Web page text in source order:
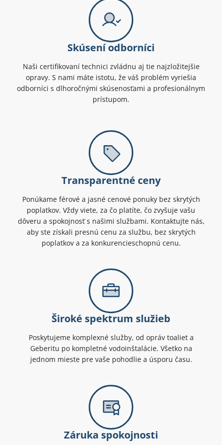
Skúsení odborníci
Naši certifikovaní technici zvládnu aj tie najzložitejšie
opravy. S nami máte istotu, že váš problém vyriešia
odborníci s dlhoročnými skúsenosťami a profesionálnym
prístupom.
Transparentné ceny
Ponúkame férové a jasné cenové ponuky bez skrytých
poplatkov. Vždy viete, za čo platíte, čo zvyšuje vašu
dôveru a spokojnosť s našimi službami. Kontaktujte nás,
aby ste získali presnú cenu za službu, bez skrytých
poplatkov a za konkurencieschopnú cenu.
Široké spektrum služieb
Poskytujeme komplexné služby, od opráv toaliet a
Geberitu po kompletné vodoinštalácie. Všetko na
jednom mieste pre vaše pohodlie a úsporu času.
Záruka spokojnosti